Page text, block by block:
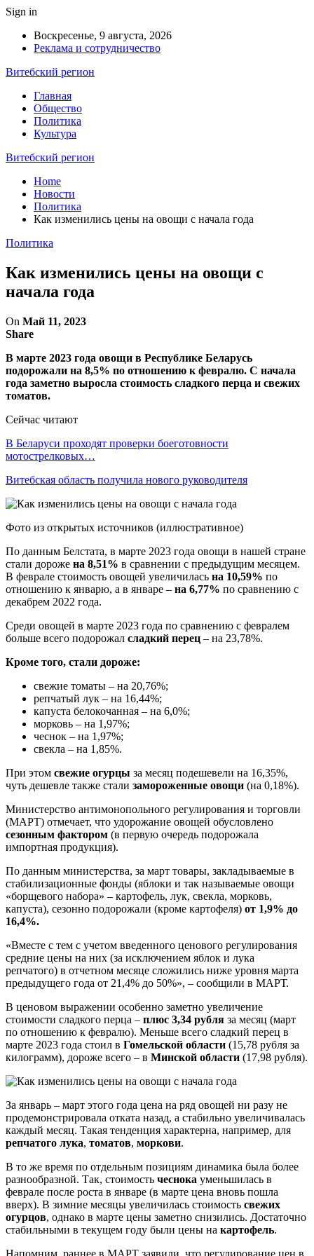
Sign in
Воскресенье, 9 августа, 2026
Реклама и сотрудничество
Витебский регион
Главная
Общество
Политика
Культура
Витебский регион
Home
Новости
Политика
Как изменились цены на овощи с начала года
Политика
Как изменились цены на овощи с
начала года
On Май 11, 2023
Share
В марте 2023 года овощи в Республике Беларусь
подорожали на 8,5% по отношению к февралю. С начала
года заметно выросла стоимость сладкого перца и свежих
томатов.
Сейчас читают
В Беларуси проходят проверки боеготовности
мотострелковых…
Витебская область получила нового руководителя
Фото из открытых источников (иллюстративное)
По данным Белстата, в марте 2023 года овощи в нашей стране
стали дороже на 8,51% в сравнении с предыдущим месяцем.
В феврале стоимость овощей увеличилась на 10,59% по
отношению к январю, а в январе – на 6,77% по сравнению с
декабрем 2022 года.
Среди овощей в марте 2023 года по сравнению с февралем
больше всего подорожал сладкий перец – на 23,78%.
Кроме того, стали дороже:
свежие томаты – на 20,76%;
репчатый лук – на 16,44%;
капуста белокочанная – на 6,0%;
морковь – на 1,97%;
чеснок – на 1,97%;
свекла – на 1,85%.
При этом свежие огурцы за месяц подешевели на 16,35%,
чуть дешевле также стали замороженные овощи (на 0,18%).
Министерство антимонопольного регулирования и торговли
(МАРТ) отмечает, что удорожание овощей обусловлено
сезонным фактором (в первую очередь подорожала
импортная продукция).
По данным министерства, за март товары, закладываемые в
стабилизационные фонды (яблоки и так называемые овощи
«борщевого набора» – картофель, лук, свекла, морковь,
капуста), сезонно подорожали (кроме картофеля) от 1,9% до
16,4%.
«Вместе с тем с учетом введенного ценового регулирования
средние цены на них (за исключением яблок и лука
репчатого) в отчетном месяце сложились ниже уровня марта
предыдущего года от 21,4% до 50%», – сообщили в МАРТ.
В ценовом выражении особенно заметно увеличение
стоимости сладкого перца – плюс 3,34 рубля за месяц (март
по отношению к февралю). Меньше всего сладкий перец в
марте 2023 года стоил в Гомельской области (15,78 рубля за
килограмм), дороже всего – в Минской области (17,98 рубля).
За январь – март этого года цена на ряд овощей ни разу не
продемонстрировала отката назад, а стабильно увеличивалась
каждый месяц. Такая тенденция характерна, например, для
репчатого лука, томатов, моркови.
В то же время по отдельным позициям динамика была более
разнообразной. Так, стоимость чеснока уменьшилась в
феврале после роста в январе (в марте цена вновь пошла
вверх). В зимние месяцы увеличилась стоимость свежих
огурцов, однако в марте цены заметно снизились. Достаточно
стабильными в текущем году были цены на картофель.
Напомним, раннее в МАРТ заявили, что регулирование цен в